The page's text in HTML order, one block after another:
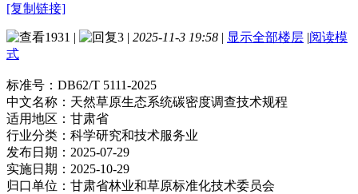
[复制链接]
1931 | 3 | 2025-11-3 19:58 | 显示全部楼层 |阅读模
式
标准号： DB62/T 5111-2025
中文名称： 天然草原生态系统碳密度调查技术规程
适用地区： 甘肃省
行业分类： 科学研究和技术服务业
发布日期： 2025-07-29
实施日期： 2025-10-29
归口单位： 甘肃省林业和草原标准化技术委员会